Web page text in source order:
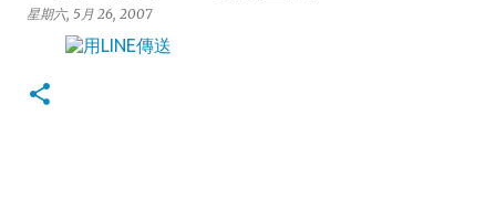
星期六, 5月 26, 2007